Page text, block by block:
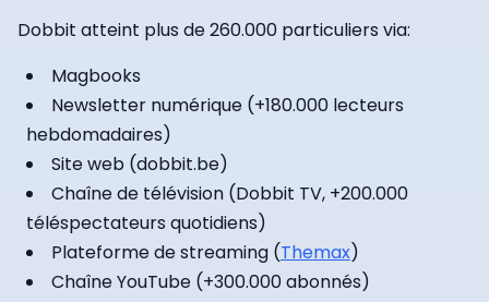
Dobbit atteint plus de 260.000 particuliers via:
Magbooks
Newsletter numérique (+180.000 lecteurs
hebdomadaires)
Site web (dobbit.be)
Chaîne de télévision (Dobbit TV, +200.000
téléspectateurs quotidiens)
Plateforme de streaming (Themax)
Chaîne YouTube (+300.000 abonnés)